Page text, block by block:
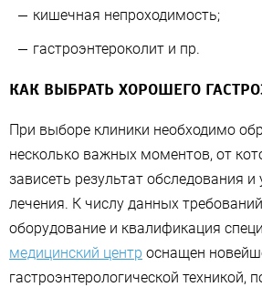
кишечная непроходимость;
гастроэнтероколит и пр.
КАК ВЫБРАТЬ ХОРОШЕГО
При выборе клиники необходимо
несколько важных моментов, от
зависеть результат обследования и
лечения. К числу данных
оборудование и квалификация
медицинский центр оснащен
гастроэнтерологической техникой,